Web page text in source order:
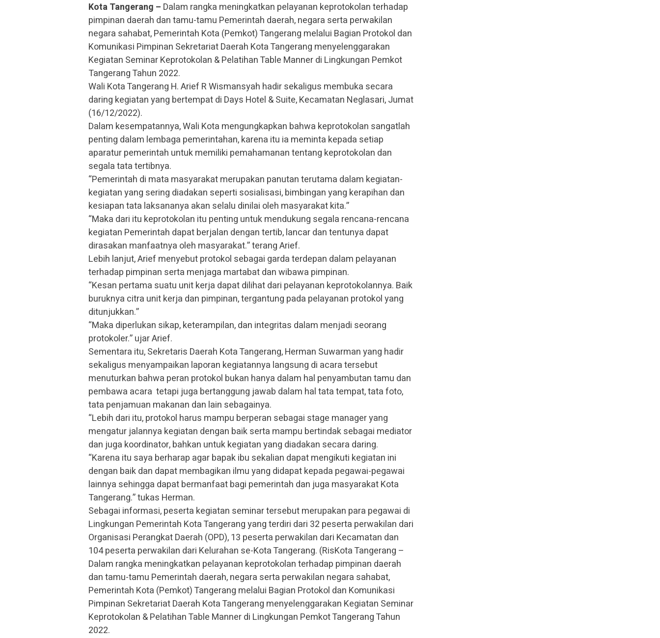
Kota Tangerang – Dalam rangka meningkatkan pelayanan keprotokolan terhadap
pimpinan daerah dan tamu-tamu Pemerintah daerah, negara serta perwakilan
negara sahabat, Pemerintah Kota (Pemkot) Tangerang melalui Bagian Protokol dan
Komunikasi Pimpinan Sekretariat Daerah Kota Tangerang menyelenggarakan
Kegiatan Seminar Keprotokolan & Pelatihan Table Manner di Lingkungan Pemkot
Tangerang Tahun 2022.
Wali Kota Tangerang H. Arief R Wismansyah hadir sekaligus membuka secara
daring kegiatan yang bertempat di Days Hotel & Suite, Kecamatan Neglasari, Jumat
(16/12/2022).
Dalam kesempatannya, Wali Kota mengungkapkan bahwa keprotokolan sangatlah
penting dalam lembaga pemerintahan, karena itu ia meminta kepada setiap
aparatur pemerintah untuk memiliki pemahamanan tentang keprotokolan dan
segala tata tertibnya.
“Pemerintah di mata masyarakat merupakan panutan terutama dalam kegiatan-
kegiatan yang sering diadakan seperti sosialisasi, bimbingan yang kerapihan dan
kesiapan tata laksananya akan selalu dinilai oleh masyarakat kita.”
“Maka dari itu keprotokolan itu penting untuk mendukung segala rencana-rencana
kegiatan Pemerintah dapat berjalan dengan tertib, lancar dan tentunya dapat
dirasakan manfaatnya oleh masyarakat.” terang Arief.
Lebih lanjut, Arief menyebut protokol sebagai garda terdepan dalam pelayanan
terhadap pimpinan serta menjaga martabat dan wibawa pimpinan.
“Kesan pertama suatu unit kerja dapat dilihat dari pelayanan keprotokolannya. Baik
buruknya citra unit kerja dan pimpinan, tergantung pada pelayanan protokol yang
ditunjukkan.”
“Maka diperlukan sikap, keterampilan, dan integritas dalam menjadi seorang
protokoler.” ujar Arief.
Sementara itu, Sekretaris Daerah Kota Tangerang, Herman Suwarman yang hadir
sekaligus menyampaikan laporan kegiatannya langsung di acara tersebut
menuturkan bahwa peran protokol bukan hanya dalam hal penyambutan tamu dan
pembawa acara tetapi juga bertanggung jawab dalam hal tata tempat, tata foto,
tata penjamuan makanan dan lain sebagainya.
“Lebih dari itu, protokol harus mampu berperan sebagai stage manager yang
mengatur jalannya kegiatan dengan baik serta mampu bertindak sebagai mediator
dan juga koordinator, bahkan untuk kegiatan yang diadakan secara daring.
“Karena itu saya berharap agar bapak ibu sekalian dapat mengikuti kegiatan ini
dengan baik dan dapat membagikan ilmu yang didapat kepada pegawai-pegawai
lainnya sehingga dapat bermanfaat bagi pemerintah dan juga masyarakat Kota
Tangerang.” tukas Herman.
Sebagai informasi, peserta kegiatan seminar tersebut merupakan para pegawai di
Lingkungan Pemerintah Kota Tangerang yang terdiri dari 32 peserta perwakilan dari
Organisasi Perangkat Daerah (OPD), 13 peserta perwakilan dari Kecamatan dan
104 peserta perwakilan dari Kelurahan se-Kota Tangerang. (RisKota Tangerang –
Dalam rangka meningkatkan pelayanan keprotokolan terhadap pimpinan daerah
dan tamu-tamu Pemerintah daerah, negara serta perwakilan negara sahabat,
Pemerintah Kota (Pemkot) Tangerang melalui Bagian Protokol dan Komunikasi
Pimpinan Sekretariat Daerah Kota Tangerang menyelenggarakan Kegiatan Seminar
Keprotokolan & Pelatihan Table Manner di Lingkungan Pemkot Tangerang Tahun
2022.